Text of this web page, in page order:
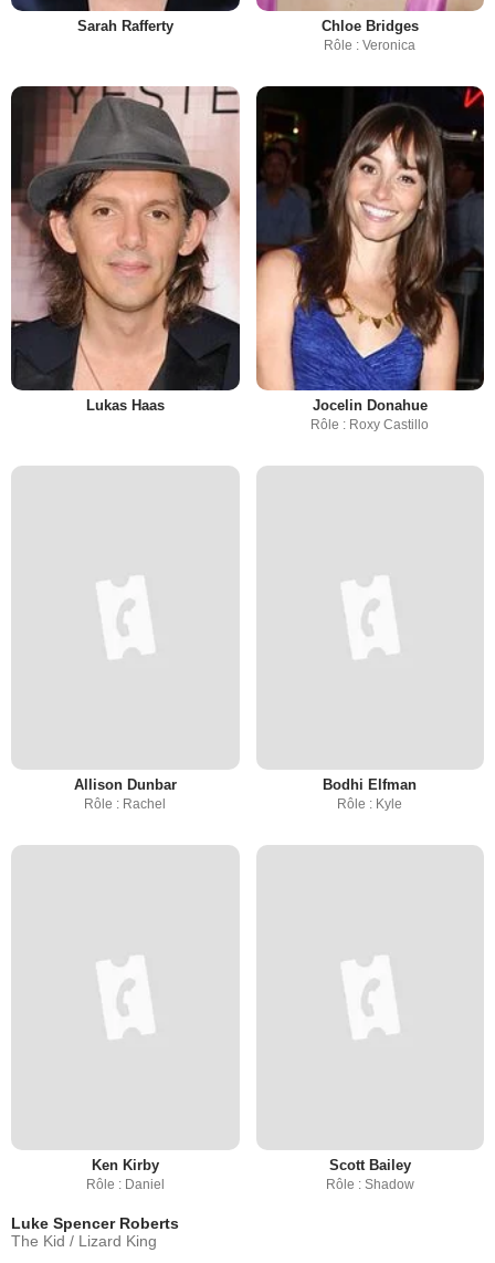
Sarah Rafferty Chloe Bridges
Rôle : Veronica
Lukas Haas Jocelin Donahue
Rôle : Roxy Castillo
Allison Dunbar
Rôle : Rachel
Bodhi Elfman
Rôle : Kyle
Ken Kirby
Rôle : Daniel
Scott Bailey
Rôle : Shadow
Luke Spencer Roberts
The Kid / Lizard King